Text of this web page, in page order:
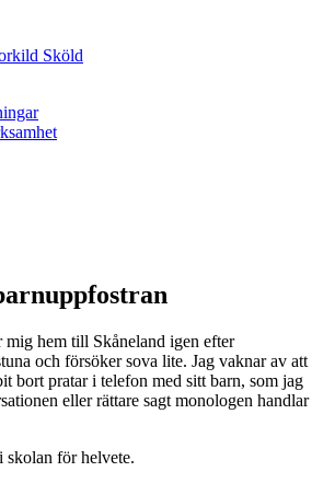
mig hem till Skåneland igen efter
och försöker sova lite. Jag vaknar av att
bort pratar i telefon med sitt barn, som jag
eller rättare sagt monologen handlar
skolan för helvete.